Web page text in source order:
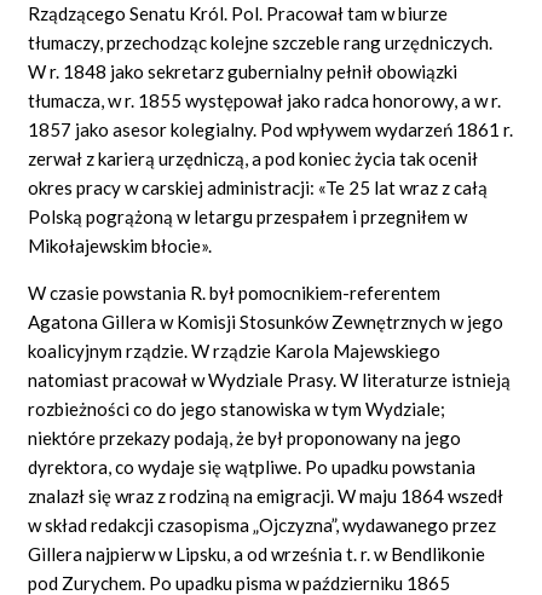
Rządzącego Senatu Król. Pol. Pracował tam w biurze
tłumaczy, przechodząc kolejne szczeble rang urzędniczych.
W r. 1848 jako sekretarz gubernialny pełnił obowiązki
tłumacza, w r. 1855 występował jako radca honorowy, a w r.
1857 jako asesor kolegialny. Pod wpływem wydarzeń 1861 r.
zerwał z karierą urzędniczą, a pod koniec życia tak ocenił
okres pracy w carskiej administracji: «Te 25 lat wraz z całą
Polską pogrążoną w letargu przespałem i przegniłem w
Mikołajewskim błocie».
W czasie powstania R. był pomocnikiem-referentem
Agatona Gillera w Komisji Stosunków Zewnętrznych w jego
koalicyjnym rządzie. W rządzie Karola Majewskiego
natomiast pracował w Wydziale Prasy. W literaturze istnieją
rozbieżności co do jego stanowiska w tym Wydziale;
niektóre przekazy podają, że był proponowany na jego
dyrektora, co wydaje się wątpliwe. Po upadku powstania
znalazł się wraz z rodziną na emigracji. W maju 1864 wszedł
w skład redakcji czasopisma „Ojczyzna”, wydawanego przez
Gillera najpierw w Lipsku, a od września t. r. w Bendlikonie
pod Zurychem. Po upadku pisma w październiku 1865